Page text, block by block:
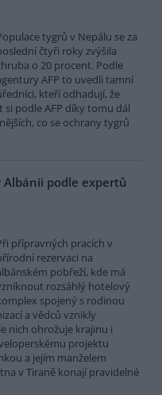
tygrů v Nepálu se za
čtyři roky zvýšila
o 20 procent. Podle
AFP to uvedli tamní
kteří odhadují, že
si podle AFP díky tomu dál
co se ochrany tygrů
podle expertů
přípravných pracích v
rezervaci na
pobřeží, kde má
rozsáhlý hotelový
spojený s rodinou
a vědců vznikly
nich ohrožuje krajinu i
projektu
a jejím manželem
v Tiraně konají pravidelné